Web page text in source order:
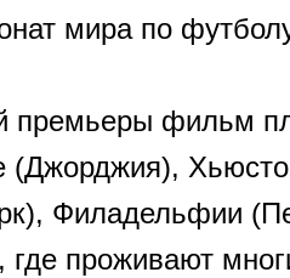
мира по
премьеры фильм
(Джорджия),
Филадельфии
проживают